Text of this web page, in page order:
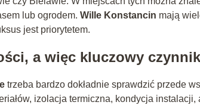
lub ogrodem. Wille Konstancin mają
jest priorytetem.
a więc kluczowy
trzeba bardzo dokładnie sprawdzić przede
izolacja termiczna, kondycja instalacji,